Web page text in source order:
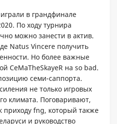
в грандфинале
По ходу турнира
можно занести в актив.
Natus Vincere получить
Но более важные
CeMaTheSkayeR на so bad.
семи-саппорта.
не только игровых
климата. Поговаривают,
приходу fng, который также
и руководство